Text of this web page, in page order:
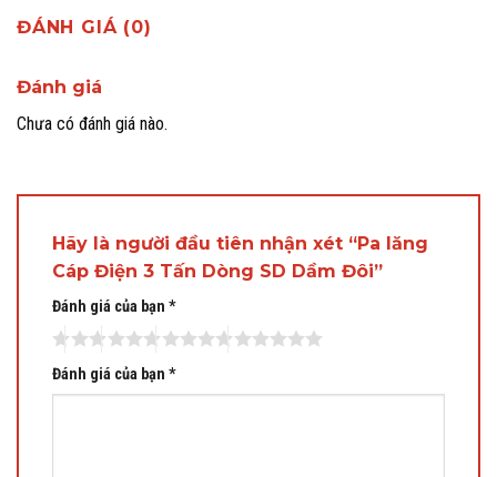
ĐÁNH GIÁ (0)
Đánh giá
Chưa có đánh giá nào.
Hãy là người đầu tiên nhận xét “Pa lăng
Cáp Điện 3 Tấn Dòng SD Dầm Đôi”
Đánh giá của bạn *
Đánh giá của bạn *